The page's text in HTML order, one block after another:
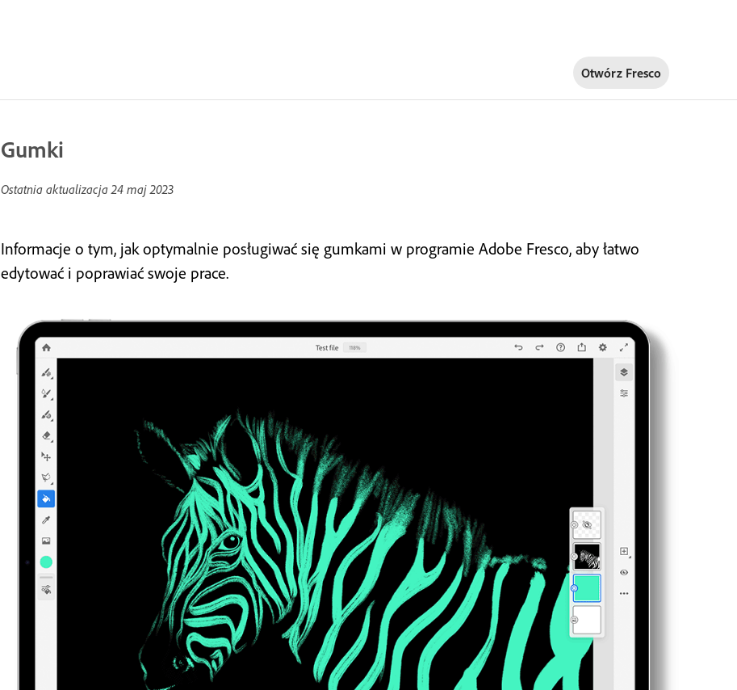
Otwórz Fresco
Gumki
Ostatnia aktualizacja24 maj 2023
Informacje o tym, jak optymalnie posługiwać się gumkami w programie Adobe Fresco, aby łatwo
edytować i poprawiać swoje prace.